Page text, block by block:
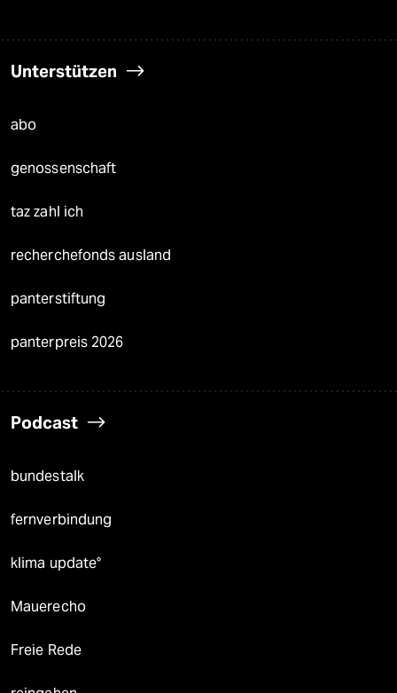
Unterstützen
abo
genossenschaft
taz zahl ich
recherchefonds ausland
panterstiftung
panterpreis 2026
Podcast
bundestalk
fernverbindung
klima update°
Mauerecho
Freie Rede